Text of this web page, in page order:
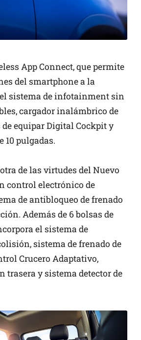
App Connect, que permite
del smartphone a la
sistema de infotainment sin
cargador inalámbrico de
equipar Digital Cockpit y
10 pulgadas.
de las virtudes del Nuevo
control electrónico de
de antibloqueo de frenado
Además de 6 bolsas de
el sistema de
sistema de frenado de
Crucero Adaptativo,
trasera y sistema detector de